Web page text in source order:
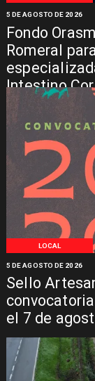
Fondo
Romeral
Intestino
5 DE AGOSTO DE 2026
LOCAL
Sello
el 7 de
5 DE AGOSTO DE 2026